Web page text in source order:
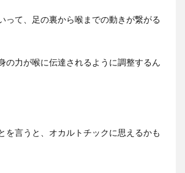
って、足の裏から喉までの動きが繋がる
の力が喉に伝達されるように調整するん
を言うと、オカルトチックに思えるかも